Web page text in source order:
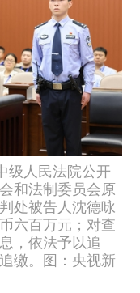
级人民法院公开
和法制委员会原
处被告人沈德咏
六百万元；对查
，依法予以追
缴。图：央视新